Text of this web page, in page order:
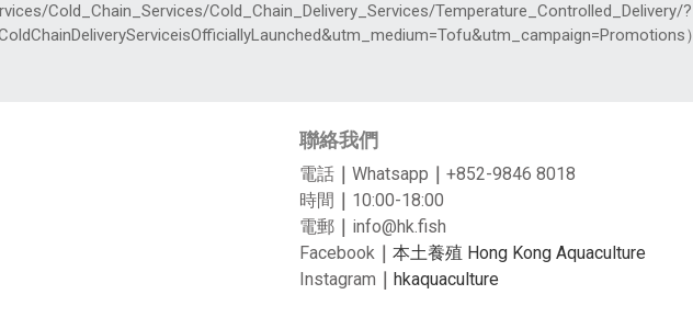
Cold_Chain_Services/Cold_Chain_Delivery_Services/Temperature_Controlled_Delivery/?
）
聯絡我們
電話 ｜ Whatsapp ｜ +852-9846 8018
時間 ｜ 10:00-18:00
電郵 ｜ info@hk.fish
Facebook ｜ 本土養殖 Hong Kong Aquaculture
Instagram ｜ hkaquaculture